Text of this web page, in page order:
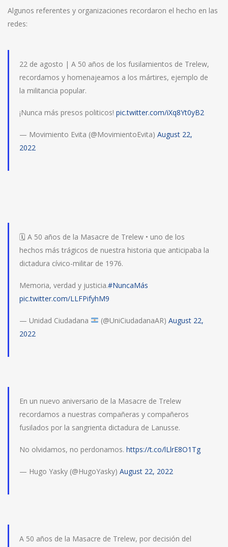
Algunos referentes y organizaciones recordaron el hecho en las
redes:
22 de agosto | A 50 años de los fusilamientos de Trelew,
recordamos y homenajeamos a los mártires, ejemplo de
la militancia popular.
¡Nunca más presos politicos! pic.twitter.com/iXq8Yt0yB2
— Movimiento Evita (@MovimientoEvita) August 22,
2022
🗓 A 50 años de la Masacre de Trelew • uno de los
hechos más trágicos de nuestra historia que anticipaba la
dictadura cívico-militar de 1976.
Memoria, verdad y justicia.#NuncaMás
pic.twitter.com/LLFPifyhM9
— Unidad Ciudadana (@UniCiudadanaAR) August 22,
2022
En un nuevo aniversario de la Masacre de Trelew
recordamos a nuestras compañeras y compañeros
fusilados por la sangrienta dictadura de Lanusse.
No olvidamos, no perdonamos. https://t.co/lLlrE8O1Tg
— Hugo Yasky (@HugoYasky) August 22, 2022
A 50 años de la Masacre de Trelew, por decisión del